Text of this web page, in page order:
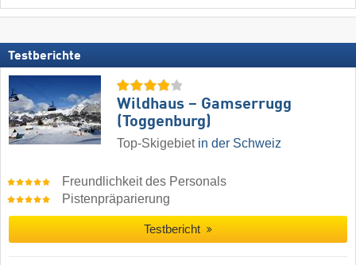
Testberichte
Wildhaus – Gamserrugg
(Toggenburg)
Top-Skigebiet in der Schweiz
Freundlichkeit des Personals
Pistenpräparierung
Testbericht